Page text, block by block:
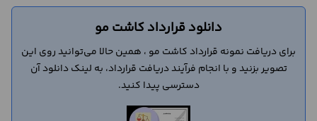
دانلود قرارداد کاشت مو
برای دریافت نمونه قرارداد کاشت مو ، همین حالا می‌توانید روی این
تصویر بزنید و با انجام فرآیند دریافت قرارداد، به لینک دانلود آن
دسترسی پیدا کنید.